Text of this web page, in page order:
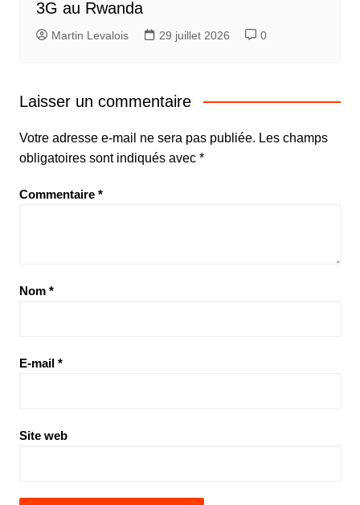
3G au Rwanda
Martin Levalois 29 juillet 2026 0
Laisser un commentaire
Votre adresse e-mail ne sera pas publiée. Les champs
obligatoires sont indiqués avec *
Commentaire *
Nom *
E-mail *
Site web